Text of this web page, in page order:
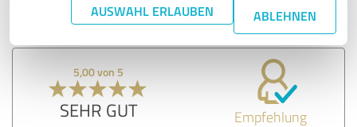
AUSWAHL ERLAUBEN ABLEHNEN
20.07.2022 Anonym
5,00 von 5
SEHR GUT Empfehlung